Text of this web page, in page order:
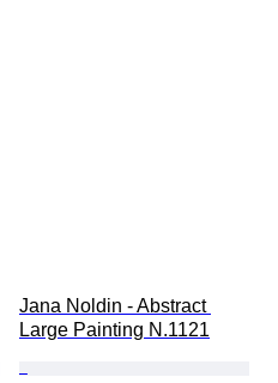
Jana Noldin - Abstract
Large Painting N.1121